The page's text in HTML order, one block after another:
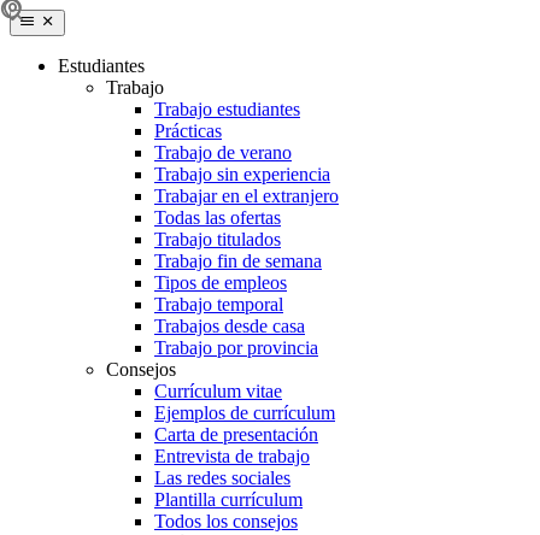
Estudiantes
Trabajo
Trabajo estudiantes
Prácticas
Trabajo de verano
Trabajo sin experiencia
Trabajar en el extranjero
Todas las ofertas
Trabajo titulados
Trabajo fin de semana
Tipos de empleos
Trabajo temporal
Trabajos desde casa
Trabajo por provincia
Consejos
Currículum vitae
Ejemplos de currículum
Carta de presentación
Entrevista de trabajo
Las redes sociales
Plantilla currículum
Todos los consejos